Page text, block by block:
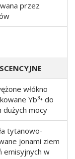
przez
włókno
Yb³⁺ do
dużych mocy
tytanowo-
jonami ziem
emisyjnych w